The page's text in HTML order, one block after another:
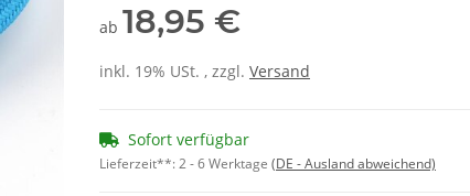
ab 18,95 €
inkl. 19% USt. , zzgl. Versand
Sofort verfügbar
Lieferzeit**:2 - 6 Werktage (DE - Ausland abweichend)